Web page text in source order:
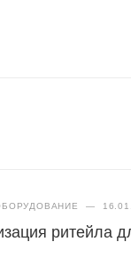
—
ритейла